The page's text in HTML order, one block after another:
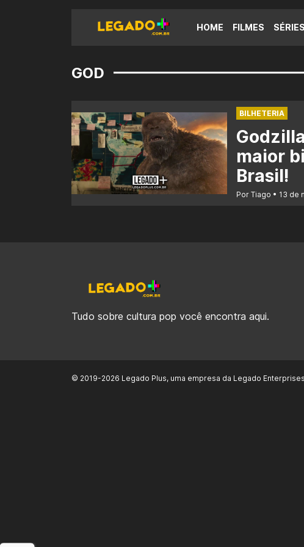
HOME FILMES SÉRIES
GOD
BILHETERIA
maior
Brasil!
Por Tiago 13 de
Tudo sobre cultura pop você encontra aqui.
© 2019-2026 Legado Plus, uma empresa da Legado